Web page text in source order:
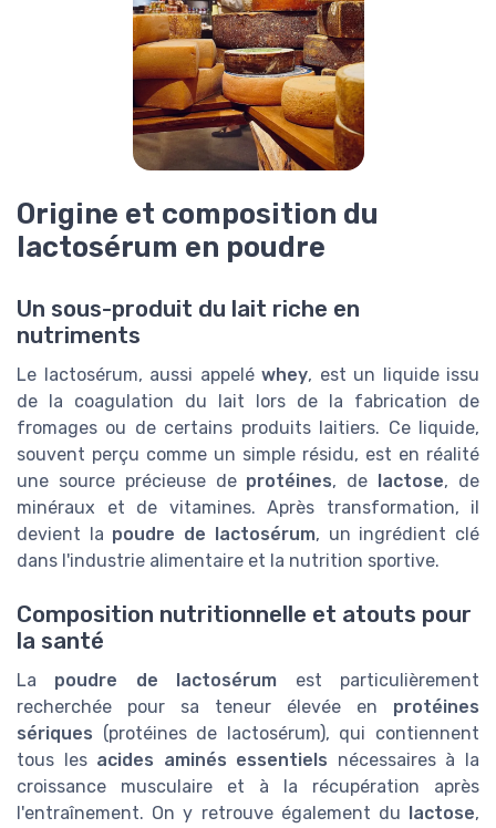
Origine et composition du
lactosérum en poudre
Un sous-produit du lait riche en
nutriments
Le lactosérum, aussi appelé whey, est un liquide issu
de la coagulation du lait lors de la fabrication de
fromages ou de certains produits laitiers. Ce liquide,
souvent perçu comme un simple résidu, est en réalité
une source précieuse de protéines, de lactose, de
minéraux et de vitamines. Après transformation, il
devient la poudre de lactosérum, un ingrédient clé
dans l'industrie alimentaire et la nutrition sportive.
Composition nutritionnelle et atouts pour
la santé
La poudre de lactosérum est particulièrement
recherchée pour sa teneur élevée en protéines
sériques (protéines de lactosérum), qui contiennent
tous les acides aminés essentiels nécessaires à la
croissance musculaire et à la récupération après
l'entraînement. On y retrouve également du
lactose,